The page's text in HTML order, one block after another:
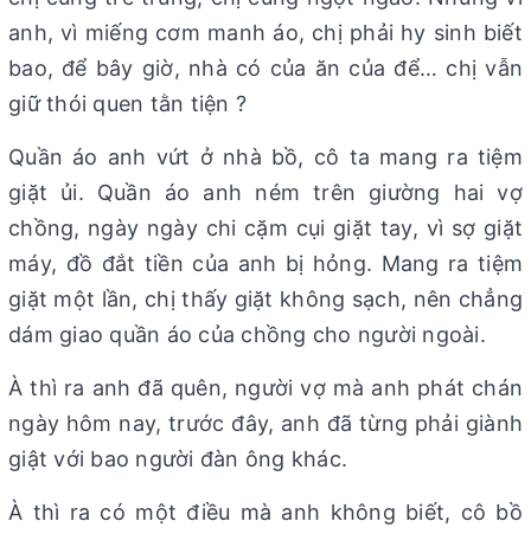
anh, vì miếng cơm manh áo, chị phải hy sinh biết
bao, để bây giờ, nhà có của ăn của để… chị vẫn
giữ thói quen tằn tiện ?
Quần áo anh vứt ở nhà bồ, cô ta mang ra tiệm
giặt ủi. Quần áo anh ném trên giường hai vợ
chồng, ngày ngày chi cặm cụi giặt tay, vì sợ giặt
máy, đồ đắt tiền của anh bị hỏng. Mang ra tiệm
giặt một lần, chị thấy giặt không sạch, nên chẳng
dám giao quần áo của chồng cho người ngoài.
À thì ra anh đã quên, người vợ mà anh phát chán
ngày hôm nay, trước đây, anh đã từng phải giành
giật với bao người đàn ông khác.
À thì ra có một điều mà anh không biết, cô bồ